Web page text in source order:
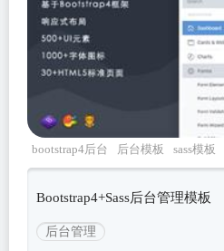
bootstrap4后台 后台模板 sass模板
Bootstrap4+Sass后台管理模板
后台管理